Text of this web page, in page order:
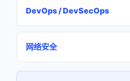
DevOps / DevSecOps
网络安全